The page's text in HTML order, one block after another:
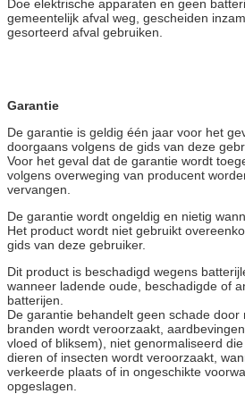
Doe elektrische apparaten en geen
gemeentelijk afval weg, gescheiden
gesorteerd afval gebruiken.
Garantie
De garantie is geldig één jaar voor het
doorgaans volgens de gids van deze
Voor het geval dat de garantie wordt
volgens overweging van producent
vervangen.
De garantie wordt ongeldig en nietig
Het product wordt niet gebruikt
gids van deze gebruiker.
Dit product is beschadigd wegens
wanneer ladende oude, beschadigde of
batterijen.
De garantie behandelt geen schade
branden wordt veroorzaakt,
vloed of bliksem), niet genormaliseerd
dieren of insecten wordt veroorzaakt,
verkeerde plaats of in ongeschikte
opgeslagen.